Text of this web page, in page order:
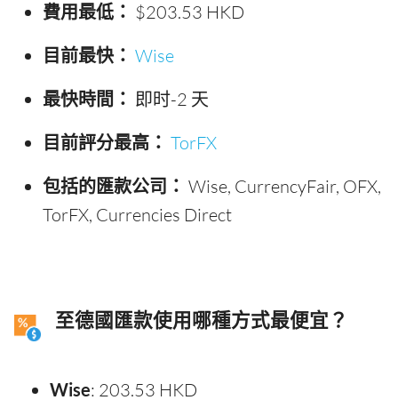
費用最低： $203.53 HKD
目前最快： Wise
最快時間： 即时-2 天
目前評分最高： TorFX
包括的匯款公司： Wise, CurrencyFair, OFX,
TorFX, Currencies Direct
至德國匯款使用哪種方式最便宜？
Wise: 203.53 HKD